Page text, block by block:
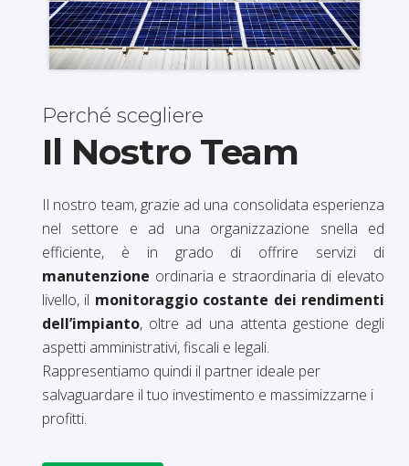
Perché scegliere
Il Nostro Team
Il nostro team, grazie ad una consolidata esperienza
nel settore e ad una organizzazione snella ed
efficiente, è in grado di offrire servizi di
manutenzione ordinaria e straordinaria di elevato
livello, il monitoraggio costante dei rendimenti
dell’impianto, oltre ad una attenta gestione degli
aspetti amministrativi, fiscali e legali.
Rappresentiamo quindi il partner ideale per
salvaguardare il tuo investimento e massimizzarne i
profitti.